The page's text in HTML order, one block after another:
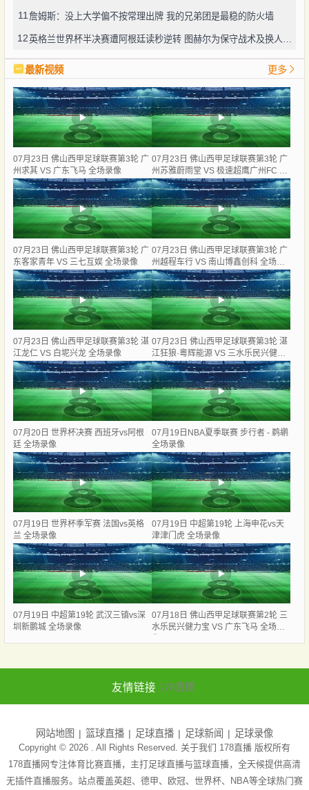
11詹姆斯：没上大学偏不按常理出牌 我的兄弟团是最稳的防火墙
12
最新视频 更多
07月23日 佛山西甲足球联赛第3轮 广
州求其 VS 广东飞马 全场录像
07月23日 佛山西甲足球联赛第3轮 广
州苏雅蔚雨堂 VS 极速超鹰广州FC 全
场录像
07月23日 佛山西甲足球联赛第3轮 广
东客家青年 VS 三七互娱 全场录像
07月23日 佛山西甲足球联赛第3轮 广
州越程车行 VS 南山博鑫创科 全场录
像
07月23日 佛山西甲足球联赛第3轮 湛
江龙仁 VS 白坭兴龙 全场录像
07月23日 佛山西甲足球联赛第3轮 湛
江狂狼·粵辉能源 VS 三水乐民兴健力
宝 全场录像
07月20日 世界杯决赛 西班牙vs阿根
廷 全场录像
07月19日NBA夏季联赛 步行者 - 鹈鹕
全场录像
07月19日 世界杯季军赛 法国vs英格
兰 全场录像
07月19日 中超第19轮 上海申花vs天
津津门虎 全场录像
07月19日 中超第19轮 武汉三镇vs深
圳新鹏城 全场录像
07月18日 佛山西甲足球联赛第2轮 三
水乐民兴健力宝 VS 广东飞马 全场录
友情链接 178直播
网站地图 篮球直播 足球直播 足球新闻 足球录像
Copyright © 2026 . All Rights Reserved. 关于我们 178直播 版权所有
178直播网专注体育比赛直播，主打足球直播与篮球直播，全天候提供高清
无插件直播服务。站点覆盖英超、德甲、欧冠、世界杯、NBA等全球热门赛